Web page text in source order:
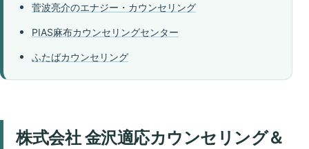
菅波亮介のエナジー・カウンセリング
PIAS麻布カウンセリングセンター
ふたばカウンセリング
株式会社 金沢適応カウンセリング＆